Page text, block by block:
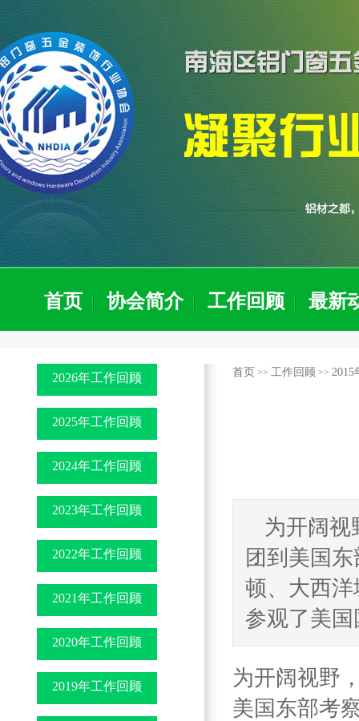
首页 协会简介 工作回顾 最新
2026年工作回顾
2025年工作回顾
2024年工作回顾
2023年工作回顾
2022年工作回顾
2021年工作回顾
2020年工作回顾
2019年工作回顾
首页 >> 工作回顾 >> 2015
为开阔视
团到美国
顿、大西
参观了美
为开阔视野
美国东部考